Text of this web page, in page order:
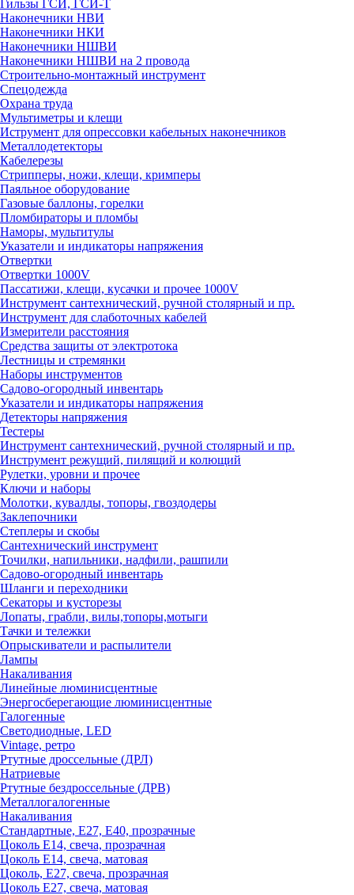
Гильзы ГСИ, ГСИ-Т
Наконечники НВИ
Наконечники НКИ
Наконечники НШВИ
Наконечники НШВИ на 2 провода
Строительно-монтажный инструмент
Спецодежда
Охрана труда
Мультиметры и клещи
Иструмент для опрессовки кабельных наконечников
Металлодетекторы
Кабелерезы
Стрипперы, ножи, клещи, кримперы
Паяльное оборудование
Газовые баллоны, горелки
Пломбираторы и пломбы
Наморы, мультитулы
Указатели и индикаторы напряжения
Отвертки
Отвертки 1000V
Пассатижи, клещи, кусачки и прочее 1000V
Инструмент сантехнический, ручной столярный и пр.
Инструмент для слаботочных кабелей
Измерители расстояния
Средства защиты от электротока
Лестницы и стремянки
Наборы инструментов
Садово-огородный инвентарь
Указатели и индикаторы напряжения
Детекторы напряжения
Тестеры
Инструмент сантехнический, ручной столярный и пр.
Инструмент режущий, пилящий и колющий
Рулетки, уровни и прочее
Ключи и наборы
Молотки, кувалды, топоры, гвоздодеры
Заклепочники
Степлеры и скобы
Сантехнический инструмент
Точилки, напильники, надфили, рашпили
Садово-огородный инвентарь
Шланги и переходники
Секаторы и кусторезы
Лопаты, грабли, вилы,топоры,мотыги
Тачки и тележки
Опрыскиватели и распылители
Лампы
Накаливания
Линейные люминисцентные
Энергосберегающие люминисцентные
Галогенные
Светодиодные, LED
Vintage, ретро
Ртутные дроссельные (ДРЛ)
Натриевые
Ртутные бездроссельные (ДРВ)
Металлогалогенные
Накаливания
Стандартные, Е27, Е40, прозрачные
Цоколь Е14, свеча, прозрачная
Цоколь Е14, свеча, матовая
Цоколь, Е27, свеча, прозрачная
Цоколь Е27, свеча, матовая